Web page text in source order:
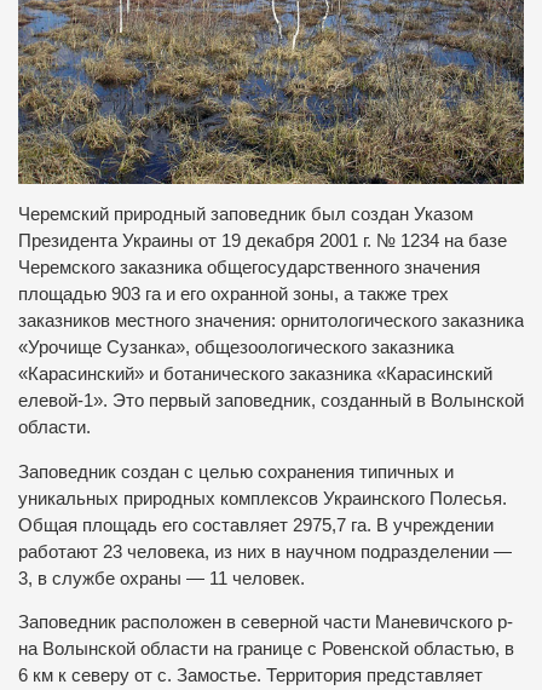
Черемский природный заповедник был создан Указом
Президента Украины от 19 декабря 2001 г. № 1234 на базе
Черемского заказника общегосударственного значения
площадью 903 га и его охранной зоны, а также трех
заказников местного значения: орнитологического заказника
«Урочище Сузанка», общезоологического заказника
«Карасинский» и ботанического заказника «Карасинский
елевой-1». Это первый заповедник, созданный в Волынской
области.
Заповедник создан с целью сохранения типичных и
уникальных природных комплексов Украинского Полесья.
Общая площадь его составляет 2975,7 га. В учреждении
работают 23 человека, из них в научном подразделении —
3, в службе охраны — 11 человек.
Заповедник расположен в северной части Маневичского р-
на Волынской области на границе с Ровенской областью, в
6 км к северу от с. Замостье. Территория представляет